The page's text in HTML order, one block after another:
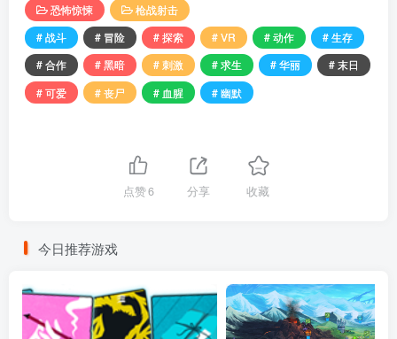
恐怖惊悚
枪战射击
# 战斗
# 冒险 # 探索 # VR # 动作
# 生存
# 合作
# 黑暗 # 刺激 # 求生 # 华丽
# 末日
# 可爱
# 丧尸 # 血腥 # 幽默
点赞6 分享 收藏
今日推荐游戏